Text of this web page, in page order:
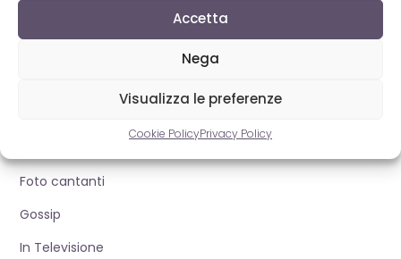
Accetta
Nega
Visualizza le preferenze
Cookie PolicyPrivacy Policy
Foto cantanti
Gossip
In Televisione